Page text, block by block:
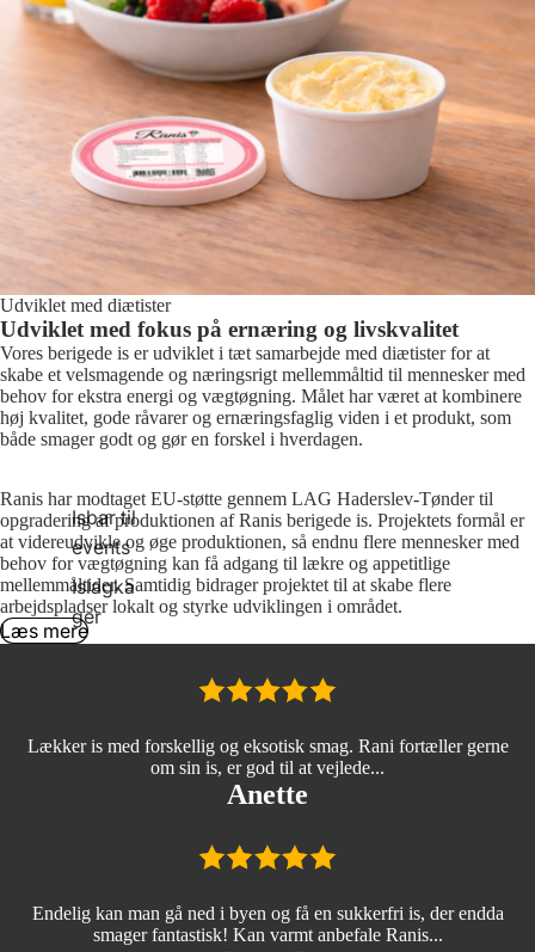
Isbar til
events
Islagka
ger
Udviklet med diætister
Udviklet med fokus på ernæring og livskvalitet
Vores berigede is er udviklet i tæt samarbejde med diætister for at
skabe et velsmagende og næringsrigt mellemmåltid til mennesker med
behov for ekstra energi og vægtøgning. Målet har været at kombinere
høj kvalitet, gode råvarer og ernæringsfaglig viden i et produkt, som
både smager godt og gør en forskel i hverdagen.
Ranis har modtaget EU-støtte gennem LAG Haderslev-Tønder til
opgradering af produktionen af Ranis berigede is. Projektets formål er
at videreudvikle og øge produktionen, så endnu flere mennesker med
behov for vægtøgning kan få adgang til lækre og appetitlige
mellemmåltider. Samtidig bidrager projektet til at skabe flere
arbejdspladser lokalt og styrke udviklingen i området.
Læs mere
Lækker is med forskellig og eksotisk smag. Rani fortæller gerne
om sin is, er god til at vejlede...
Anette
Endelig kan man gå ned i byen og få en sukkerfri is, der endda
smager fantastisk! Kan varmt anbefale Ranis...